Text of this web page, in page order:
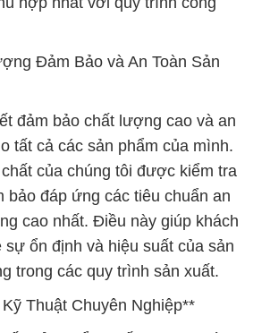
đảm bảo chất lượng cao và an
tất cả các sản phẩm của mình.
của chúng tôi được kiểm tra
đáp ứng các tiêu chuẩn an
cao nhất. Điều này giúp khách
sự ổn định và hiệu suất của sản
trong các quy trình sản xuất.
Thuật Chuyên Nghiệp**
sản phẩm chất lượng, chúng
dịch vụ tư vấn kỹ thuật chuyên
gia kỹ thuật của chúng tôi
trong ngành hóa chất, sẵn
đáp mọi thắc mắc của bạn.